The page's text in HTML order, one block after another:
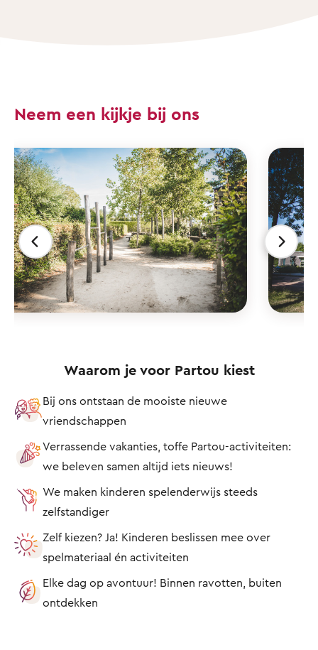
Neem een kijkje bij ons
Waarom je voor Partou kiest
Bij ons ontstaan de mooiste nieuwe
vriendschappen
Verrassende vakanties, toffe Partou-activiteiten:
we beleven samen altijd iets nieuws!
We maken kinderen spelenderwijs steeds
zelfstandiger
Zelf kiezen? Ja! Kinderen beslissen mee over
spelmateriaal én activiteiten
Elke dag op avontuur! Binnen ravotten, buiten
ontdekken